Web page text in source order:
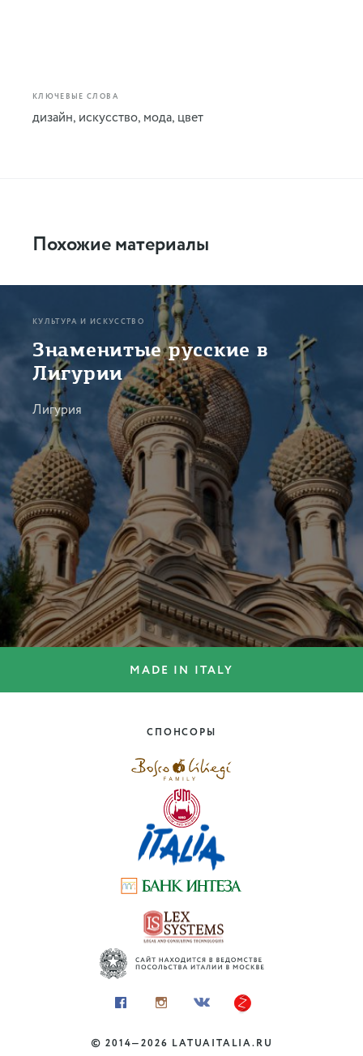
КЛЮЧЕВЫЕ СЛОВА
дизайн, искусство, мода, цвет
Похожие материалы
КУЛЬТУРА И ИСКУССТВО
Знаменитые русские в
Лигурии
Лигурия
Капрезе до Рима с
Микеланджело
КУЛЬТУРА И ИСКУССТВО
MADE IN ITALY
СПОНСОРЫ
© 2014—2026 LATUAITALIA.RU